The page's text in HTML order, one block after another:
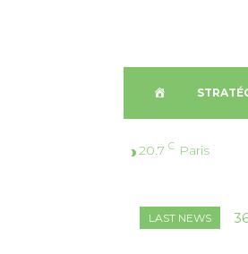
U
20.7 C Paris
LAST NEWS